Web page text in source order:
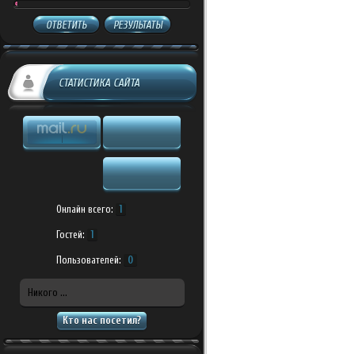
ОТВЕТИТЬ РЕЗУЛЬТАТЫ
СТАТИСТИКА САЙТА
Онлайн всего: 1
Гостей: 1
Пользователей: 0
Никого ...
Кто нас посетил?